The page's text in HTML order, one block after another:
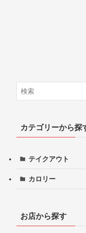
カテゴリーから探
テイクアウト
カロリー
お店から探す